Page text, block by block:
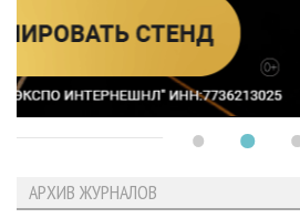
АРХИВ ЖУРНАЛОВ